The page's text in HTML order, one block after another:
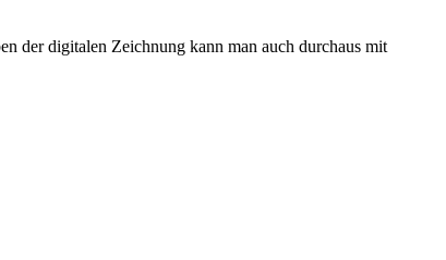
der digitalen Zeichnung kann man auch durchaus mit